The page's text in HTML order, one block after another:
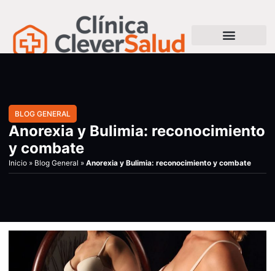
BLOG GENERAL
Anorexia y Bulimia: reconocimiento
y combate
Inicio » Blog General » Anorexia y Bulimia: reconocimiento y combate